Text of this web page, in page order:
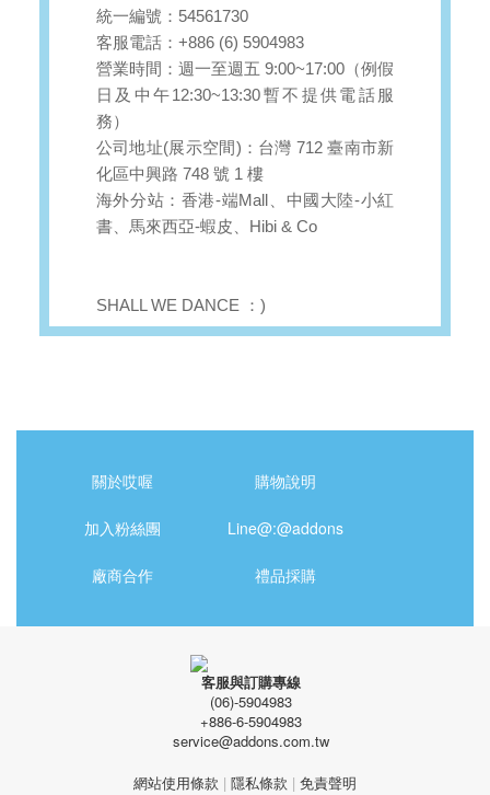
統一編號：54561730
客服電話：+886 (6) 5904983
營業時間：週一至週五 9:00~17:00（例假
日及中午12:30~13:30暫不提供電話服
務）
公司地址(展示空間)：台灣 712 臺南市新
化區中興路 748 號 1 樓
海外分站：香港-端Mall、中國大陸-小紅
書、馬來西亞-蝦皮、Hibi & Co
SHALL WE DANCE ：)
關於哎喔 購物說明
加入粉絲團 Line@:@addons
廠商合作 禮品採購
客服與訂購專線
(06)-5904983
+886-6-5904983
service@addons.com.tw
網站使用條款 | 隱私條款 | 免責聲明